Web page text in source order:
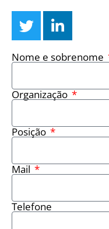
Nome e sobrenome
Organização
Posição
Mail
Telefone